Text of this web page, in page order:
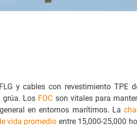
y cables con revestimiento TPE
grúa. Los FOC son vitales para
en entornos marítimos. La
vida promedio entre 15,000-25,000